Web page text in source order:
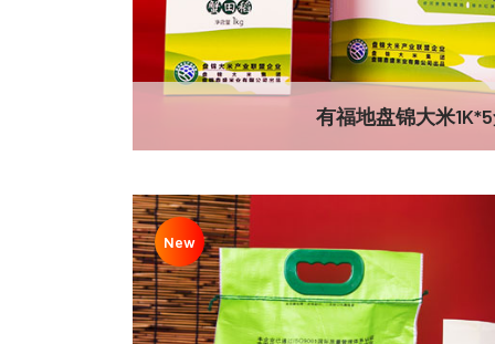
有福地盘锦大米
New